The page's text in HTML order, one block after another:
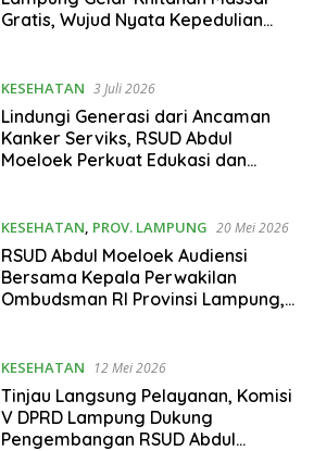
Gratis, Wujud Nyata Kepedulian
KESEHATAN 3 Juli 2026
Lindungi Generasi dari Ancaman
Kanker Serviks, RSUD Abdul
Moeloek Perkuat Edukasi dan
KESEHATAN, PROV. LAMPUNG 20 Mei 2026
RSUD Abdul Moeloek Audiensi
Bersama Kepala Perwakilan
Ombudsman RI Provinsi Lampung,
KESEHATAN 12 Mei 2026
Tinjau Langsung Pelayanan, Komisi
V DPRD Lampung Dukung
Pengembangan RSUD Abdul